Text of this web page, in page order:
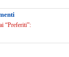
“Preferiti”: